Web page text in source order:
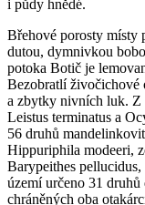
i půdy hnědé.
Břehové porosty místy
dutou, dymnivkou
potoka Botič je
Bezobratlí živočichové
a zbytky nivních luk. Z
Leistus terminatus a
56 druhů
Hippuriphila modeeri,
Barypeithes
území určeno 31
chráněných oba